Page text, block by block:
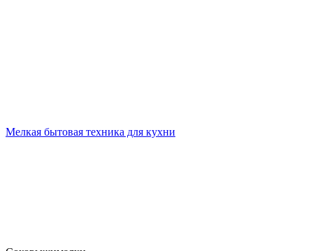
Мелкая бытовая техника для кухни